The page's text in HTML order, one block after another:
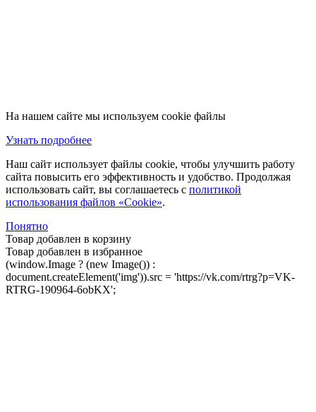
На нашем сайте мы используем cookie файлы
Узнать подробнее
Наш сайт использует файлы cookie, чтобы улучшить работу
сайта повысить его эффективность и удобство. Продолжая
использовать сайт, вы соглашаетесь с политикой
использования файлов «Cookie».
Понятно
Товар добавлен в корзину
Товар добавлен в избранное
(window.Image ? (new Image()) :
document.createElement('img')).src = 'https://vk.com/rtrg?p=VK-
RTRG-190964-6obKX';